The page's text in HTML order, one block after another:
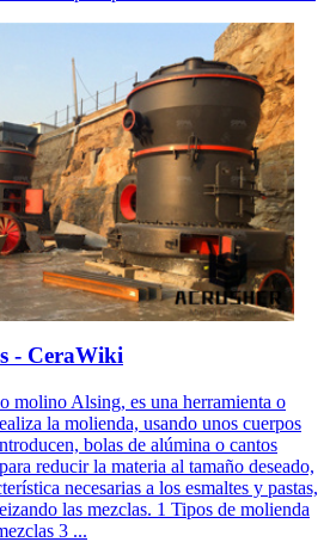
- CeraWiki
molino Alsing, es una herramienta o
la molienda, usando unos cuerpos
bolas de alúmina o cantos
reducir la materia al tamaño deseado,
necesarias a los esmaltes y pastas,
las mezclas. 1 Tipos de molienda
3 ...